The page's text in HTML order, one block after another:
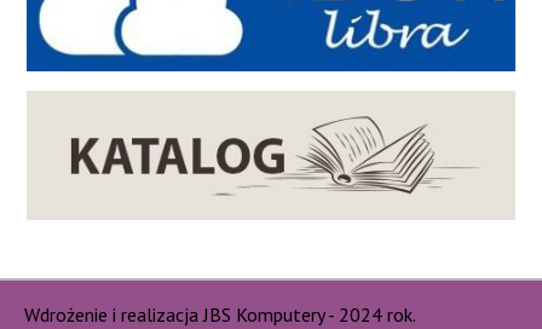
Wdrożenie i realizacja JBS Komputery - 2024 rok.